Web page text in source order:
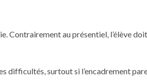
Contrairement au présentiel, l’élève
difficultés, surtout si l’encadrement